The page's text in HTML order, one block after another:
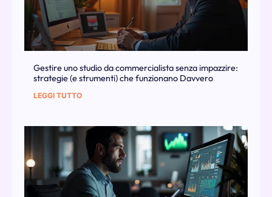
Gestire uno studio da commercialista senza impazzire:
strategie (e strumenti) che funzionano Davvero
LEGGI TUTTO